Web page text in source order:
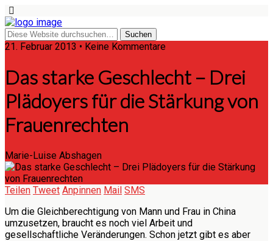
21. Februar 2013 • Keine Kommentare
Das starke Geschlecht – Drei
Plädoyers für die Stärkung von
Frauenrechten
Marie-Luise Abshagen
Teilen Tweet Anpinnen Mail SMS
Um die Gleichberechtigung von Mann und Frau in China
umzusetzen, braucht es noch viel Arbeit und
gesellschaftliche Veränderungen. Schon jetzt gibt es aber